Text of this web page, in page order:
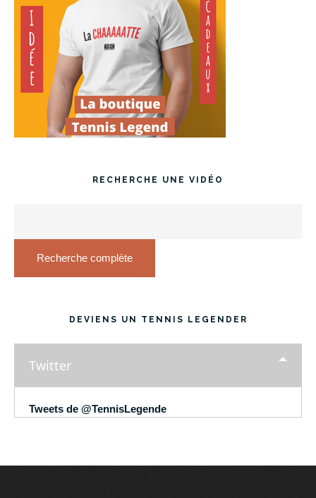
RECHERCHE UNE VIDÉO
Recherche complète
DEVIENS UN TENNIS LEGENDER
Twitter
Tweets de @TennisLegende